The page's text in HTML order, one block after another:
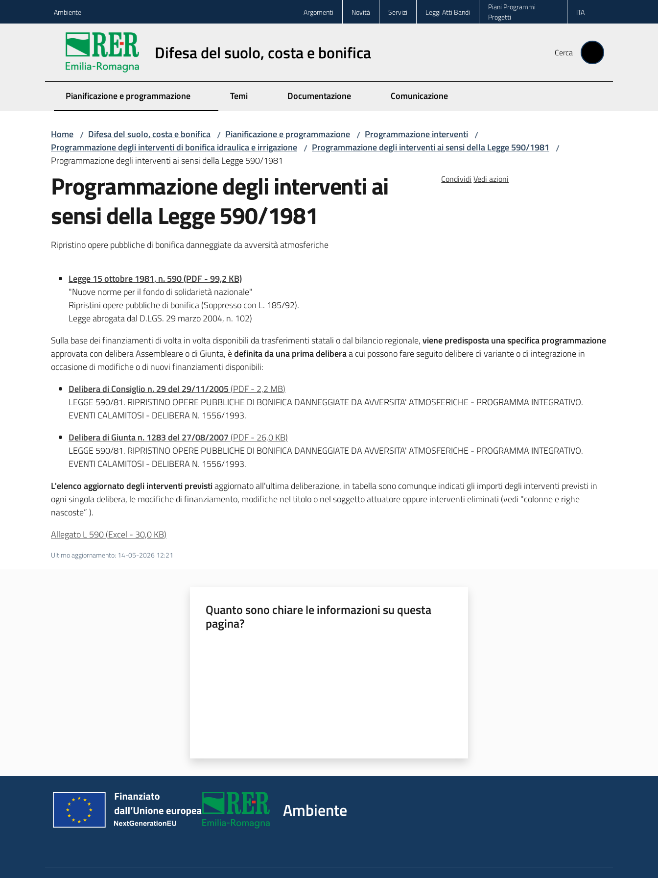
Ambiente Argomenti Novità Servizi Leggi Atti Bandi
Piani Programmi
Progetti
ITA
Difesa del suolo, costa e bonifica Cerca
Pianificazione e programmazione Temi Documentazione Comunicazione
Home / Difesa del suolo, costa e bonifica / Pianificazione e programmazione / Programmazione interventi /
Programmazione degli interventi di bonifica idraulica e irrigazione / Programmazione degli interventi ai sensi della Legge 590/1981 /
Programmazione degli interventi ai sensi della Legge 590/1981
Programmazione degli interventi ai
sensi della Legge 590/1981
Ripristino opere pubbliche di bonifica danneggiate da avversità atmosferiche
Condividi Vedi azioni
Legge 15 ottobre 1981, n. 590 (PDF - 99,2 KB)
"Nuove norme per il fondo di solidarietà nazionale"
Ripristini opere pubbliche di bonifica (Soppresso con L. 185/92).
Legge abrogata dal D.LGS. 29 marzo 2004, n. 102)
Sulla base dei finanziamenti di volta in volta disponibili da trasferimenti statali o dal bilancio regionale,viene predisposta unaspecifica programmazione
approvata con delibera Assembleare o di Giunta, èdefinita da una prima deliberaa cui possono fare seguito delibere di variante o di integrazione in
occasione di modifiche o di nuovi finanziamenti disponibili:
Delibera di Consiglio n. 29 del 29/11/2005 (PDF- 2,2 MB)
LEGGE 590/81. RIPRISTINO OPERE PUBBLICHE DI BONIFICA DANNEGGIATE DA AVVERSITA' ATMOSFERICHE - PROGRAMMA INTEGRATIVO.
EVENTI CALAMITOSI - DELIBERA N. 1556/1993.
Delibera di Giunta n. 1283 del 27/08/2007 (PDF- 26,0 KB)
LEGGE 590/81. RIPRISTINO OPERE PUBBLICHE DI BONIFICA DANNEGGIATE DA AVVERSITA' ATMOSFERICHE - PROGRAMMA INTEGRATIVO.
EVENTI CALAMITOSI - DELIBERA N. 1556/1993.
L'elenco aggiornato degli interventiprevistiaggiornato all'ultima deliberazione, in tabella sono comunque indicati gli importi degli interventi previsti in
ogni singola delibera, le modifiche di finanziamento, modifiche nel titolo o nel soggetto attuatore oppure interventi eliminati (vedi "colonne e righe
nascoste” ).
Allegato L 590(Excel - 30,0 KB)
Ultimo aggiornamento: 14-05-2026 12:21
Quanto sono chiare le informazioni su questa
pagina?
Ambiente